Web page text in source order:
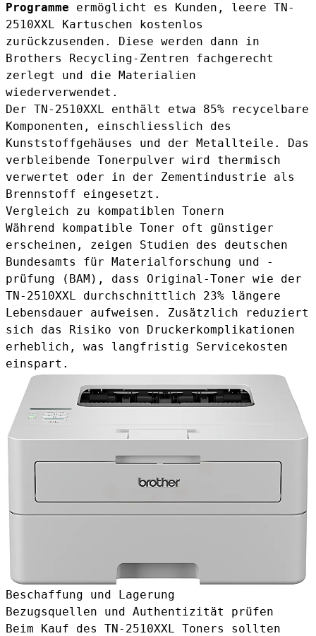
Programme ermöglicht es Kunden, leere TN-
2510XXL Kartuschen kostenlos
zurückzusenden. Diese werden dann in
Brothers Recycling-Zentren fachgerecht
zerlegt und die Materialien
wiederverwendet.
Der TN-2510XXL enthält etwa 85% recycelbare
Komponenten, einschliesslich des
Kunststoffgehäuses und der Metallteile. Das
verbleibende Tonerpulver wird thermisch
verwertet oder in der Zementindustrie als
Brennstoff eingesetzt.
Vergleich zu kompatiblen Tonern
Während kompatible Toner oft günstiger
erscheinen, zeigen Studien des deutschen
Bundesamts für Materialforschung und -
prüfung (BAM), dass Original-Toner wie der
TN-2510XXL durchschnittlich 23% längere
Lebensdauer aufweisen. Zusätzlich reduziert
sich das Risiko von Druckerkomplikationen
erheblich, was langfristig Servicekosten
einspart.
Beschaffung und Lagerung
Bezugsquellen und Authentizität prüfen
Beim Kauf des TN-2510XXL Toners sollten